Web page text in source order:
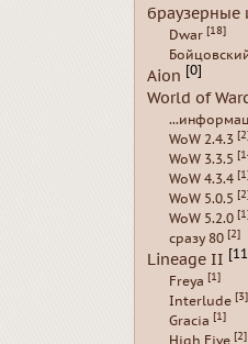
браузерные
Dwar [18]
Aion [0]
World of
WoW 2.4.3
WoW 3.3.5
WoW 4.3.4
WoW 5.0.5
WoW 5.2.0
сразу 80 [2]
Lineage II
Freya [1]
Interlude [3]
Gracia [1]
High Five [2]